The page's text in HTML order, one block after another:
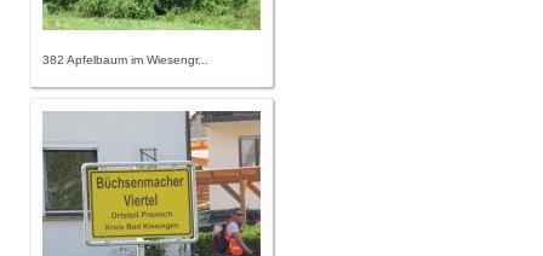
382 Apfelbaum im Wiesengr...